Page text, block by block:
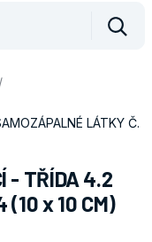
/
LÁTKY Č.
- TŘÍDA 4.2
(10 x 10 CM)